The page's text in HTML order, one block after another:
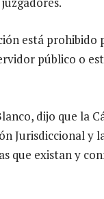
está
público o
dijo que la
Jurisdiccional y
que existan y